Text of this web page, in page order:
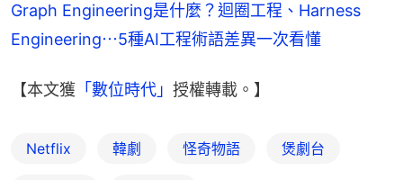
Graph Engineering是什麼？迴圈工程、Harness
Engineering⋯5種AI工程術語差異一次看懂
【本文獲 「數位時代」 授權轉載。】
Netflix 韓劇 怪奇物語 煲劇台